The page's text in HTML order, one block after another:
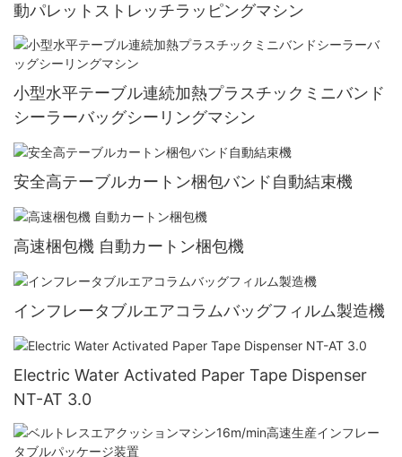
動パレットストレッチラッピングマシン
小型水平テーブル連続加熱プラスチックミニバンド
シーラーバッグシーリングマシン
安全高テーブルカートン梱包バンド自動結束機
高速梱包機 自動カートン梱包機
インフレータブルエアコラムバッグフィルム製造機
Electric Water Activated Paper Tape Dispenser
NT-AT 3.0